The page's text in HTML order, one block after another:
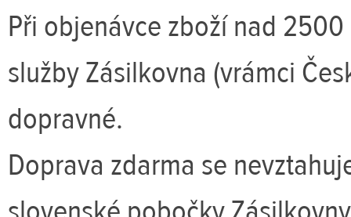
Při objenávce zboží nad
služby Zásilkovna (vrámci
dopravné.
Doprava zdarma se